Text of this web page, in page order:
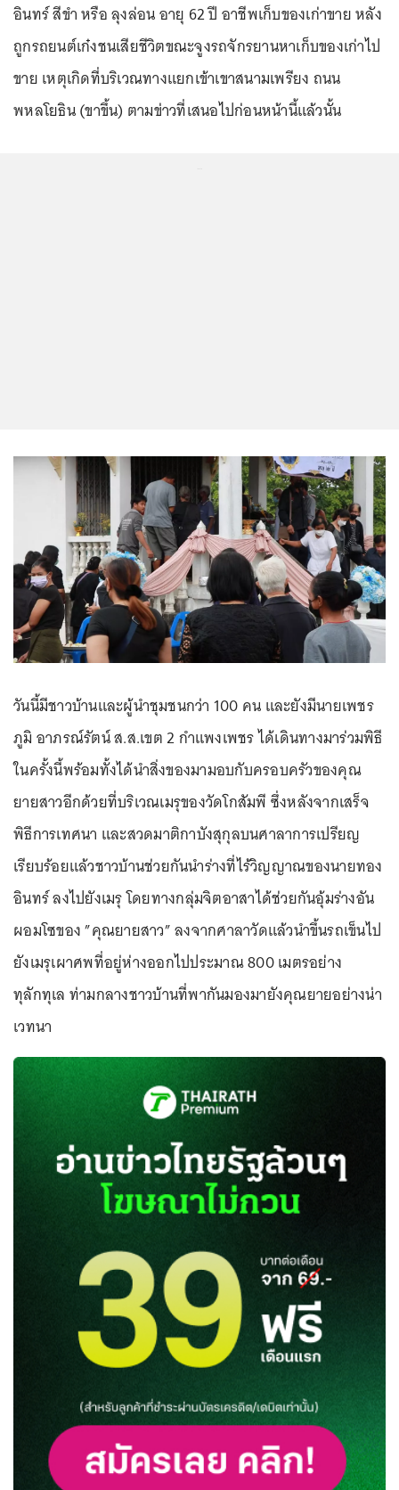
อินทร์ สีขำ หรือ ลุงล่อน อายุ 62 ปี อาชีพเก็บของเก่าขาย หลัง
ถูกรถยนต์เก๋งชนเสียชีวิตขณะจูงรถจักรยานหาเก็บของเก่าไป
ขาย เหตุเกิดที่บริเวณทางแยกเข้าเขาสนามเพรียง ถนน
พหลโยธิน (ขาขึ้น) ตามข่าวที่เสนอไปก่อนหน้านี้แล้วนั้น
วันนี้มีชาวบ้านและผู้นำชุมชนกว่า 100 คน และยังมีนายเพชร
ภูมิ อาภรณ์รัตน์ ส.ส.เขต 2 กำแพงเพชร ได้เดินทางมาร่วมพิธี
ในครั้งนี้พร้อมทั้งได้นำสิ่งของมามอบกับครอบครัวของคุณ
ยายสาวอีกด้วยที่บริเวณเมรุของวัดโกสัมพี ซึ่งหลังจากเสร็จ
พิธีการเทศนา และสวดมาติกาบังสุกุลบนศาลาการเปรียญ
เรียบร้อยแล้วชาวบ้านช่วยกันนำร่างที่ไร้วิญญาณของนายทอง
อินทร์ ลงไปยังเมรุ โดยทางกลุ่มจิตอาสาได้ช่วยกันอุ้มร่างอัน
ผอมโซของ ”คุณยายสาว” ลงจากศาลาวัดแล้วนำขึ้นรถเข็นไป
ยังเมรุเผาศพที่อยู่ห่างออกไปประมาณ 800 เมตรอย่าง
ทุลักทุเล ท่ามกลางชาวบ้านที่พากันมองมายังคุณยายอย่างน่า
เวทนา